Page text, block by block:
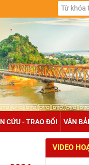
CỨU - TRAO ĐỔI VĂN
VIDEO